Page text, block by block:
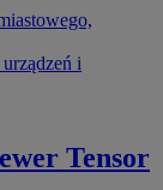
i
Tensor